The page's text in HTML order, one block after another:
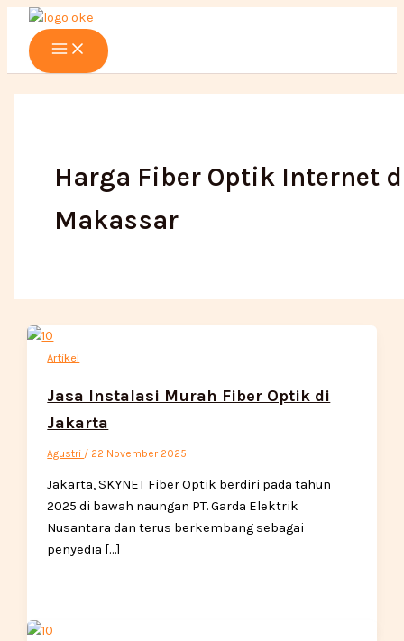
Lewati
konten
Main
Menu
Harga Fiber Optik Internet
Makassar
Artikel
Jasa Instalasi Murah Fiber Optik di
Jakarta
Agustri / 22 November 2025
Jakarta, SKYNET Fiber Optik berdiri pada tahun
2025 di bawah naungan PT. Garda Elektrik
Nusantara dan terus berkembang sebagai
penyedia […]